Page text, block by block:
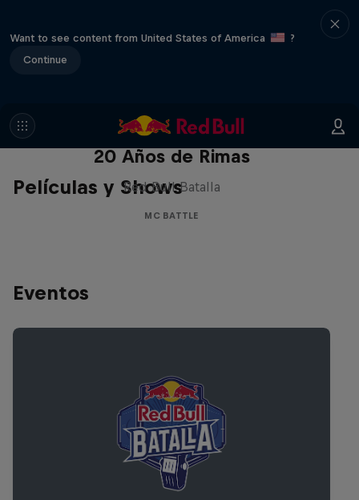
Want to see content from United States of America
?
Continue
Películas y Shows
Red Bull Batalla Nueva Historia:
20 Años de Rimas
Red Bull Batalla
MC BATTLE
Eventos